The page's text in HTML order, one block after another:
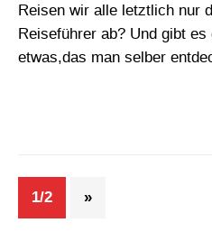
Reisen wir alle letztlich nur
Reiseführer ab? Und gibt
etwas,das man selber
1/2 »